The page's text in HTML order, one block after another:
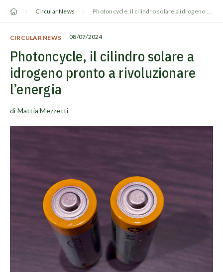
Circular News Photoncycle, il cilindro solare a idrogeno pronto a rivoluzionare l’energia
CIRCULAR NEWS 08/07/2024
Photoncycle, il cilindro solare a
idrogeno pronto a rivoluzionare
l’energia
di Mattia Mezzetti